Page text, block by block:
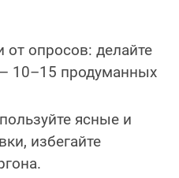
от опросов: делайте
10–15 продуманных
ясные и
избегайте